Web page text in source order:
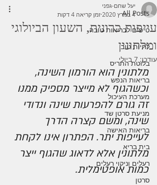
All Posts
טיפים לבריאות טובה
לחיות טוב
בלוטת התריס
בריאות הנפש
מערכת העיכול
מניעת סרטן שד
בריאות האישה
בית בריא
רעלים וניקוי רעלים
סרטן
עייפות כרונית, השעון הביולוגי
ומלתונין
יעל שחם-גפני
4 במרץ 2020
זמן קריאה 4 דקות
עודכן: 7 ביולי
מלתונין הוא הורמון השינה,
וכשהגוף לא מייצר מספיק ממנו
זה גורם להפרעות שינה ונדודי
שינה, ומשם קצרה הדרך
לעייפות יתר. הפתרון אינו לקחת
מלתונין אלא לדאוג שהגוף ייצר
כמות אופטימלית.